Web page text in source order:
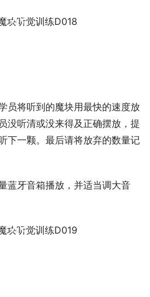
块听觉训练D018
员将听到的魔块用最快的速度放
没听清或没来得及正确摆放，提
下一颗。最后请将放弃的数量记
蓝牙音箱播放，并适当调大音
块听觉训练D019